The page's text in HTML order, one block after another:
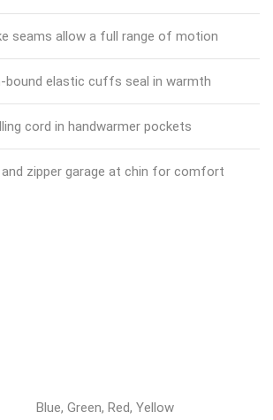
seams allow a full range of motion
bound elastic cuffs seal in warmth
cord in handwarmer pockets
zipper garage at chin for comfort
Blue, Green, Red, Yellow